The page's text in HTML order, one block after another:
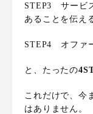
STEP3 サービ
あることを伝え
STEP4 オファ
と、たったの
これだけで、今
はありません。